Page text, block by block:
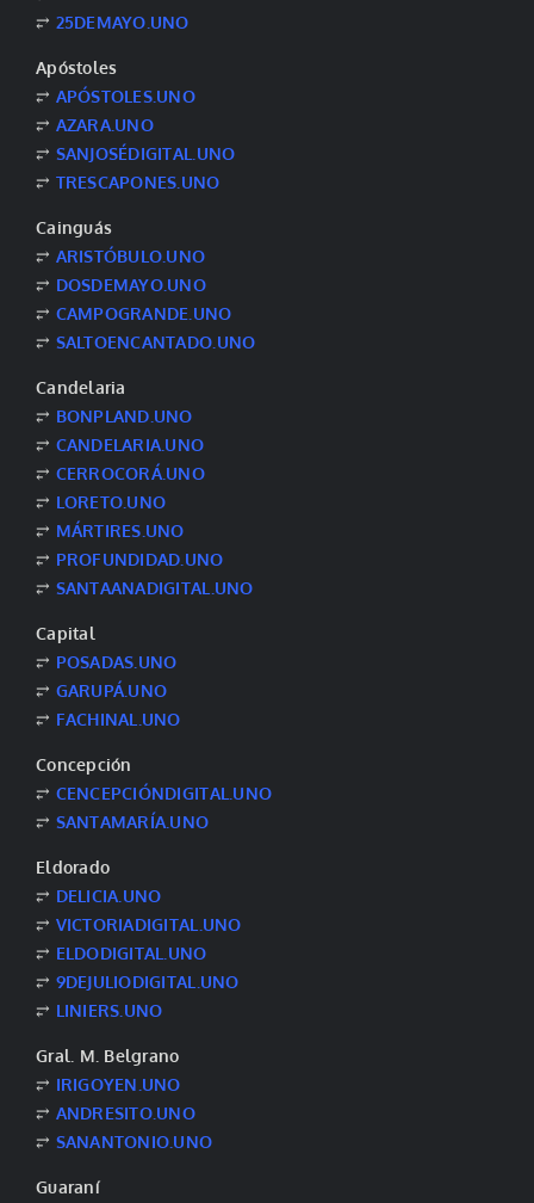
⥂ 25DEMAYO.UNO
Apóstoles
⥂ APÓSTOLES.UNO
⥂ AZARA.UNO
⥂ SANJOSÉDIGITAL.UNO
⥂ TRESCAPONES.UNO
Cainguás
⥂ ARISTÓBULO.UNO
⥂ DOSDEMAYO.UNO
⥂ CAMPOGRANDE.UNO
⥂ SALTOENCANTADO.UNO
Candelaria
⥂ BONPLAND.UNO
⥂ CANDELARIA.UNO
⥂ CERROCORÁ.UNO
⥂ LORETO.UNO
⥂ MÁRTIRES.UNO
⥂ PROFUNDIDAD.UNO
⥂ SANTAANADIGITAL.UNO
Capital
⥂ POSADAS.UNO
⥂ GARUPÁ.UNO
⥂ FACHINAL.UNO
Concepción
⥂ CENCEPCIÓNDIGITAL.UNO
⥂ SANTAMARÍA.UNO
Eldorado
⥂ DELICIA.UNO
⥂ VICTORIADIGITAL.UNO
⥂ ELDODIGITAL.UNO
⥂ 9DEJULIODIGITAL.UNO
⥂ LINIERS.UNO
Gral. M. Belgrano
⥂ IRIGOYEN.UNO
⥂ ANDRESITO.UNO
⥂ SANANTONIO.UNO
Guaraní